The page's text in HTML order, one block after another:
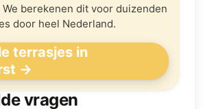
We berekenen dit voor duizenden
door heel Nederland.
terrasjes in
→
vragen